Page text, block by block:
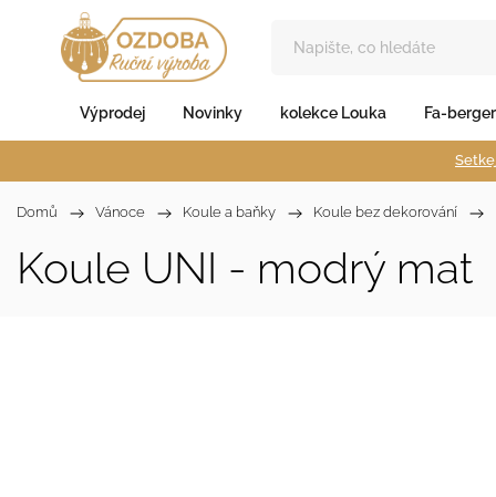
Výprodej Novinky kolekce Louka Fa-berger
Domů / Vánoce / Koule a baňky / Koule bez dekorování /
Koule UNI - modrý mat